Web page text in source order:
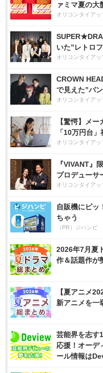
ァミマ夏の大
オリコンタイアッ
いた”レトロ
オリコンタイアッ
CROWN
で見えた”バ
オリコンタイアッ
【驚愕】メ
「10万円台
オリコンタイアッ
『VIVANT』
プロデューサ
オリコンタイアッ
自販機にピッ
ちゃう
（PR）ジハンピ
2026年7月夏
作＆話題作が
【夏アニメ
新アニメを一
芸能界を志す
応援！オーデ
ール情報は